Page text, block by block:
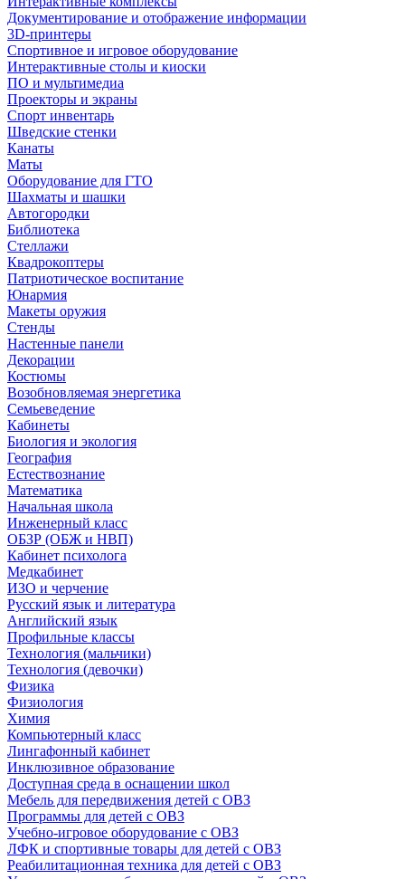
Документирование и отображение информации
3D-принтеры
Спортивное и игровое оборудование
Интерактивные столы и киоски
ПО и мультимедиа
Проекторы и экраны
Спорт инвентарь
Шведские стенки
Канаты
Маты
Оборудование для ГТО
Шахматы и шашки
Автогородки
Библиотека
Стеллажи
Квадрокоптеры
Патриотическое воспитание
Юнармия
Макеты оружия
Стенды
Настенные панели
Декорации
Костюмы
Возобновляемая энергетика
Семьеведение
Кабинеты
Биология и экология
География
Естествознание
Математика
Начальная школа
Инженерный класс
ОБЗР (ОБЖ и НВП)
Кабинет психолога
Медкабинет
ИЗО и черчение
Русский язык и литература
Английский язык
Профильные классы
Технология (мальчики)
Технология (девочки)
Физика
Физиология
Химия
Компьютерный класс
Лингафонный кабинет
Инклюзивное образование
Доступная среда в оснащении школ
Мебель для передвижения детей с ОВЗ
Программы для детей с ОВЗ
Учебно-игровое оборудование с ОВЗ
ЛФК и спортивные товары для детей с ОВЗ
Реабилитационная техника для детей с ОВЗ